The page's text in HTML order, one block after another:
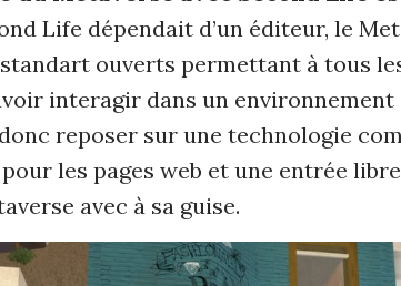
Life dépendait d’un éditeur, le
ouverts permettant à tous
interagir dans un environnement
reposer sur une technologie
les pages web et une entrée
avec à sa guise.